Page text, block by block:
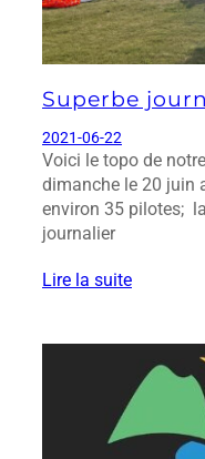
Superbe
2021-06-22
Voici le topo de
dimanche le 20 juin
environ 35 pilotes;
journalier
Lire la suite